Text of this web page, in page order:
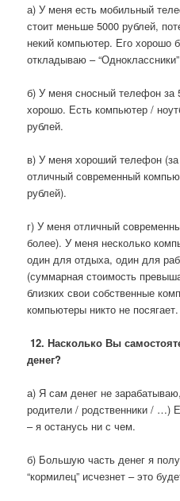
а) У меня есть мобильный
стоит меньше 5000 рублей,
некий компьютер. Его хорошо
откладываю –
б) У меня сносный телефон за
хорошо. Есть компьютер /
рублей.
в) У меня хороший телефон
отличный современный
рублей).
г) У меня отличный
более). У меня несколько
один для отдыха, один для
(суммарная стоимость
близких свои собственные
компьютеры никто не посягает.
12. Насколько Вы
денег?
а) Я сам денег не
родители / родственники / …)
– я останусь ни с чем.
б) Большую часть денег я
“кормилец” исчезнет – это